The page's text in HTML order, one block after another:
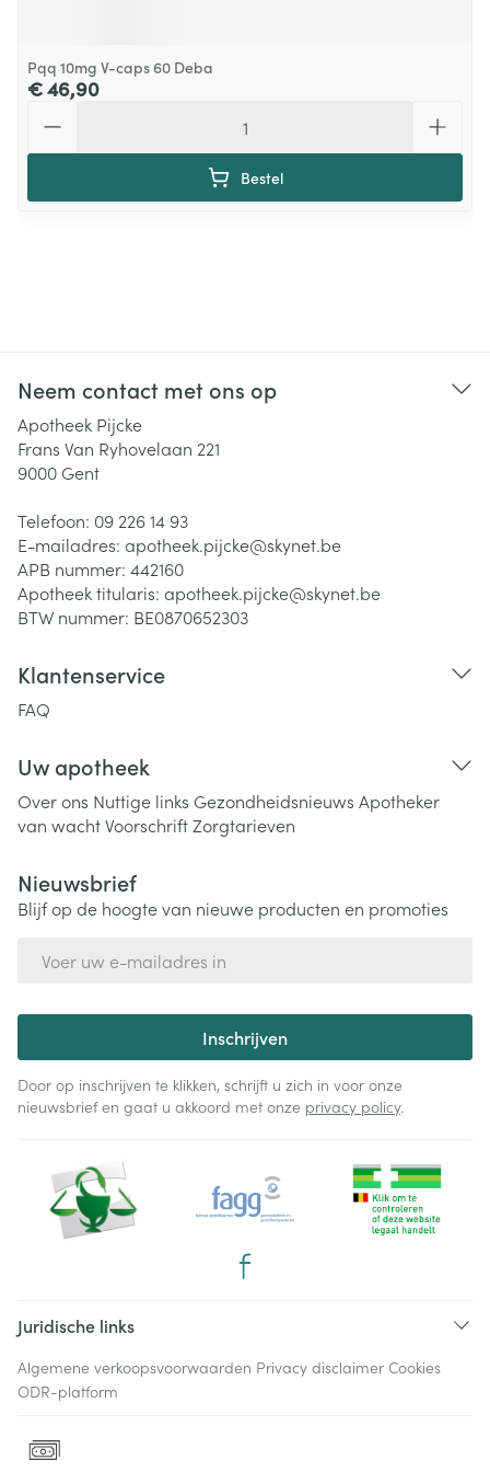
Pqq 10mg V-caps 60 Deba
€ 46,90
Bestel
Neem contact met ons op
Apotheek Pijcke
Frans Van Ryhovelaan 221
9000 Gent
Telefoon: 09 226 14 93
E-mailadres: apotheek.pijcke@skynet.be
APB nummer: 442160
Apotheek titularis: apotheek.pijcke@skynet.be
BTW nummer: BE0870652303
Klantenservice
FAQ
Uw apotheek
Over ons Nuttige links Gezondheidsnieuws Apotheker
van wachtVoorschriftZorgtarieven
Nieuwsbrief
Blijf op de hoogte van nieuwe producten en promoties
Inschrijven
Door op inschrijven te klikken, schrijft u zich in voor onze
nieuwsbrief en gaat u akkoord met onze privacy policy.
Juridische links
Algemene verkoopsvoorwaarden Privacy disclaimer Cookies
ODR-platform